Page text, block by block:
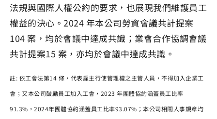
法規與國際人權公約的要求，也展現我們維護員工
權益的決心。2024 年本公司勞資會議共計提案
104 案，均於會議中達成共識；業會合作協調會議
共計提案15 案，亦均於會議中達成共識。
註: 依工會法第14 條，代表雇主行使管理權之主管人員，不得加入企業工
會；又本公司鼓勵員工加入工會，2023 年團體協約涵蓋員工比率
91.3%，2024年團體協約涵蓋員工比率93.07%；本公司相關人事規章均